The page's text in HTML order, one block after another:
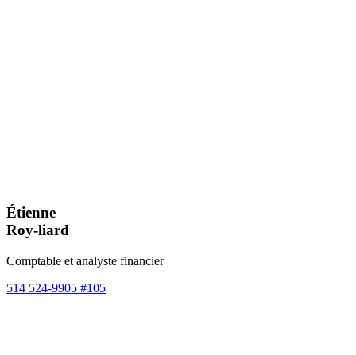
Étienne
Roy-liard
Comptable et analyste financier
514 524-9905 #105